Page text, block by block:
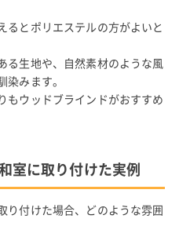
るとポリエステルの方がよいと
る生地や、自然素材のような風
みます。
もウッドブラインドがおすすめ
室に取り付けた実例
り付けた場合、どのような雰囲